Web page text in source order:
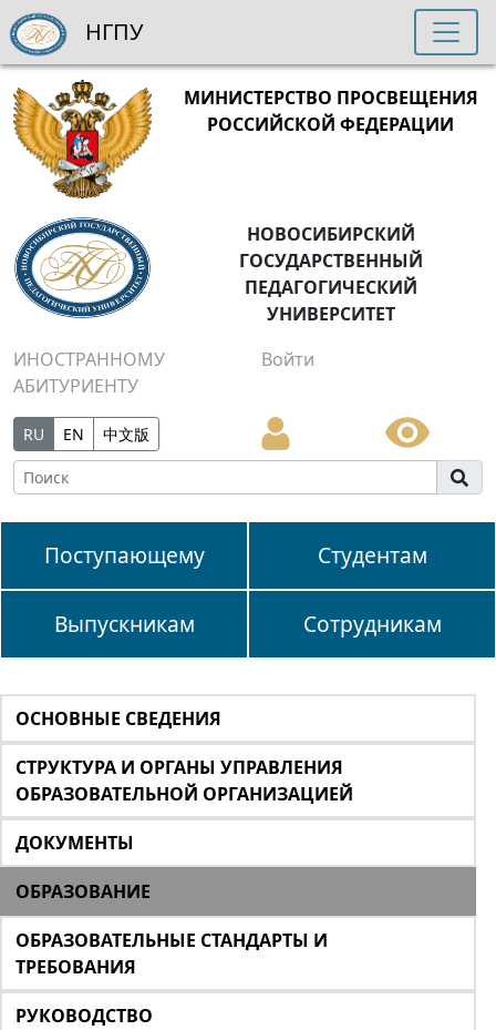
МИНИСТЕРСТВО ПРОСВЕЩЕНИЯ
РОССИЙСКОЙ ФЕДЕРАЦИИ
НОВОСИБИРСКИЙ
ГОСУДАРСТВЕННЫЙ
ПЕДАГОГИЧЕСКИЙ
УНИВЕРСИТЕТ
ИНОСТРАННОМУ
АБИТУРИЕНТУ
Войти
RU EN 中文版
Поступающему Студентам
Выпускникам Сотрудникам
НГПУ
ОСНОВНЫЕ СВЕДЕНИЯ
СТРУКТУРА И ОРГАНЫ УПРАВЛЕНИЯ
ОБРАЗОВАТЕЛЬНОЙ ОРГАНИЗАЦИЕЙ
ДОКУМЕНТЫ
ОБРАЗОВАНИЕ
ОБРАЗОВАТЕЛЬНЫЕ СТАНДАРТЫ И
ТРЕБОВАНИЯ
РУКОВОДСТВО